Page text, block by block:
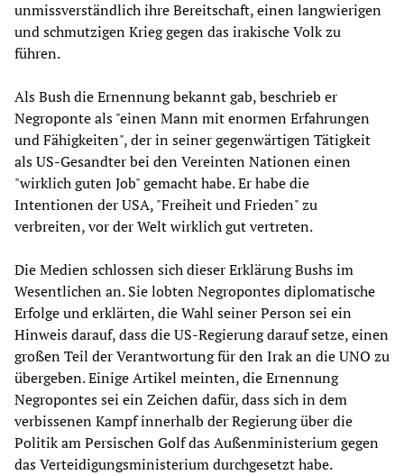
unmissverständlich ihre Bereitschaft, einen langwierigen
und schmutzigen Krieg gegen das irakische Volk zu
führen.
Als Bush die Ernennung bekannt gab, beschrieb er
Negroponte als "einen Mann mit enormen Erfahrungen
und Fähigkeiten", der in seiner gegenwärtigen Tätigkeit
als US-Gesandter bei den Vereinten Nationen einen
"wirklich guten Job" gemacht habe. Er habe die
Intentionen der USA, "Freiheit und Frieden" zu
verbreiten, vor der Welt wirklich gut vertreten.
Die Medien schlossen sich dieser Erklärung Bushs im
Wesentlichen an. Sie lobten Negropontes diplomatische
Erfolge und erklärten, die Wahl seiner Person sei ein
Hinweis darauf, dass die US-Regierung darauf setze, einen
großen Teil der Verantwortung für den Irak an die UNO zu
übergeben. Einige Artikel meinten, die Ernennung
Negropontes sei ein Zeichen dafür, dass sich in dem
verbissenen Kampf innerhalb der Regierung über die
Politik am Persischen Golf das Außenministerium gegen
das Verteidigungsministerium durchgesetzt habe.